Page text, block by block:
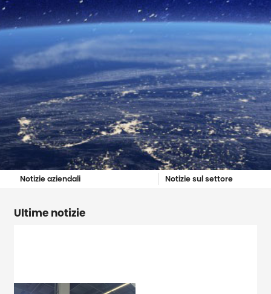
Notizie aziendali Notizie sul settore
Ultime notizie